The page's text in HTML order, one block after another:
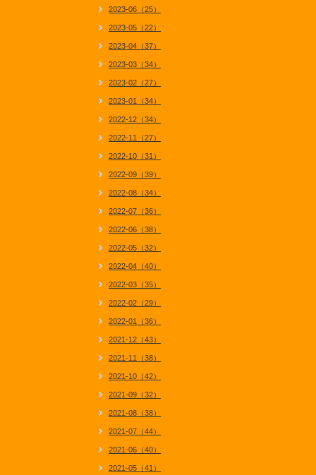
2023-06（25）
2023-05（22）
2023-04（37）
2023-03（34）
2023-02（27）
2023-01（34）
2022-12（34）
2022-11（27）
2022-10（31）
2022-09（39）
2022-08（34）
2022-07（36）
2022-06（38）
2022-05（32）
2022-04（40）
2022-03（35）
2022-02（29）
2022-01（36）
2021-12（43）
2021-11（38）
2021-10（42）
2021-09（32）
2021-08（38）
2021-07（44）
2021-06（40）
2021-05（41）